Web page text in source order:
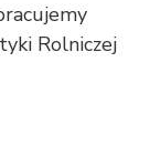
Rolniczej